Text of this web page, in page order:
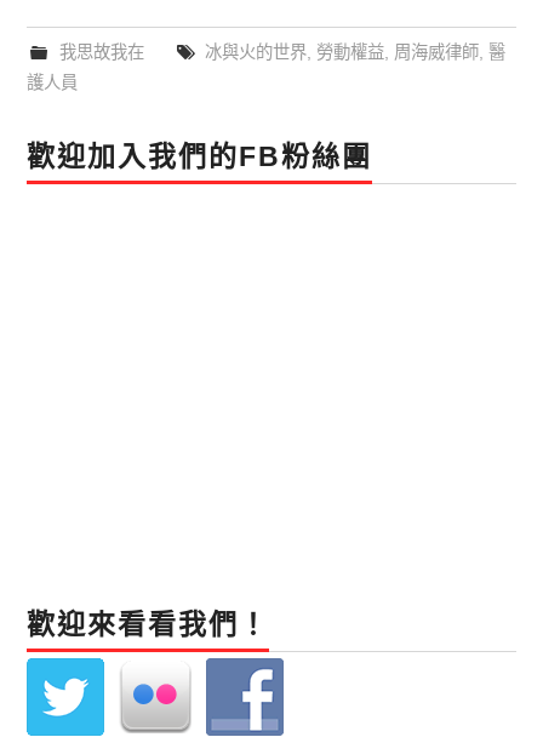
我思故我在 冰與火的世界, 勞動權益, 周海威律師, 醫
護人員
歡迎加入我們的FB粉絲團
歡迎來看看我們！